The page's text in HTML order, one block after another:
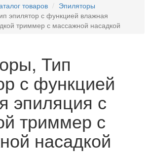
товаров
Эпиляторы
эпилятор с функцией влажная
триммер с массажной насадкой
Тип
с функцией
эпиляция с
триммер с
насадкой